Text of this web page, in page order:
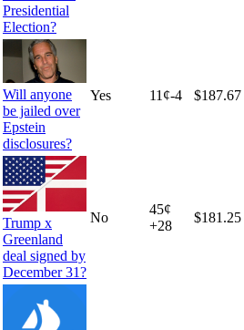
Presidential
Election?
Will anyone
be jailed over
Epstein
disclosures?
Yes 11 ¢-4 $187.67
Trump x
Greenland
deal signed by
December 31?
No
45¢
+28
$181.25